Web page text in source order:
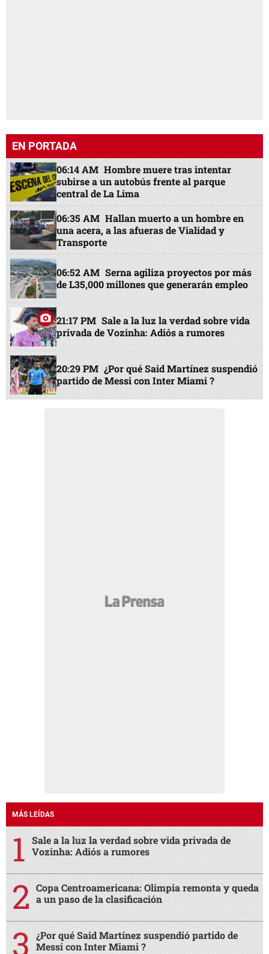
EN PORTADA
06:14 AM Hombre muere tras intentar
subirse a un autobús frente al parque
central de La Lima
06:35 AM Hallan muerto a un hombre en
una acera, a las afueras de Vialidad y
Transporte
06:52 AM Serna agiliza proyectos por más
de L35,000 millones que generarán empleo
21:17 PM Sale a la luz la verdad sobre vida
privada de Vozinha: Adiós a rumores
20:29 PM ¿Por qué Said Martínez suspendió
partido de Messi con Inter Miami ?
MÁS LEÍDAS
Sale a la luz la verdad sobre vida privada de
Vozinha: Adiós a rumores
Copa Centroamericana: Olimpia remonta y queda
a un paso de la clasificación
¿Por qué Said Martínez suspendió partido de
Messi con Inter Miami ?